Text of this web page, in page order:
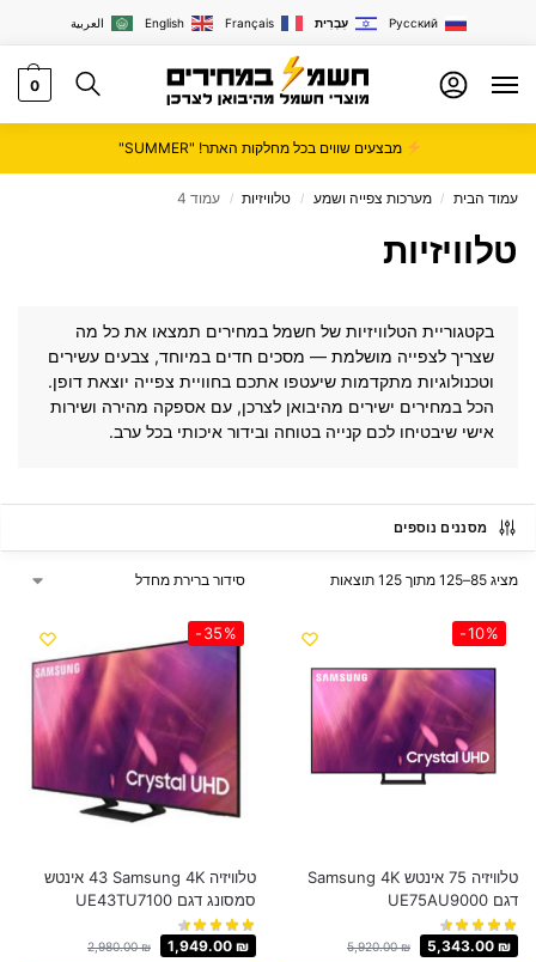
العربية English Français עִבְרִית Русский
0
מבצעים שווים בכל מחלקות האתר! "SUMMER"
עמוד הבית / מערכות צפייה ושמע / טלוויזיות / עמוד 4
טלוויזיות
בקטגוריית הטלוויזיות של חשמל במחירים תמצאו את כל מה
שצריך לצפייה מושלמת — מסכים חדים במיוחד, צבעים עשירים
וטכנולוגיות מתקדמות שיעטפו אתכם בחוויית צפייה יוצאת דופן.
הכל במחירים ישירים מהיבואן לצרכן, עם אספקה מהירה ושירות
אישי שיבטיחו לכם קנייה בטוחה ובידור איכותי בכל ערב.
מסננים נוספים
מציג 85–125 מתוך 125 תוצאות
-10%
טלוויזיה 75 אינטש Samsung 4K
דגם UE75AU9000
5,920.00₪ 5,343.00 ₪
-35%
טלוויזיה Samsung 4K ‏43 ‏אינטש
סמסונג דגם UE43TU7100
2,980.00₪ 1,949.00 ₪